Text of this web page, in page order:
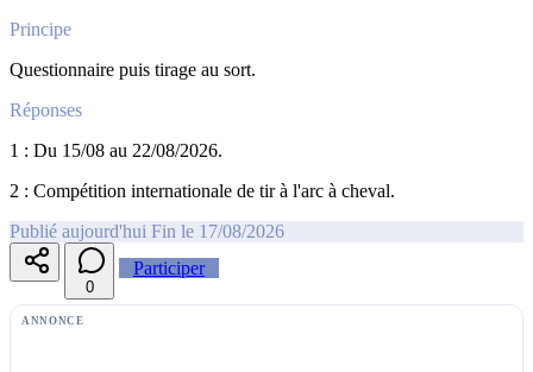
Principe
Questionnaire puis tirage au sort.
Réponses
1 : Du 15/08 au 22/08/2026.
2 : Compétition internationale de tir à l'arc à cheval.
Publié aujourd'hui Fin le 17/08/2026
0
Participer
ANNONCE